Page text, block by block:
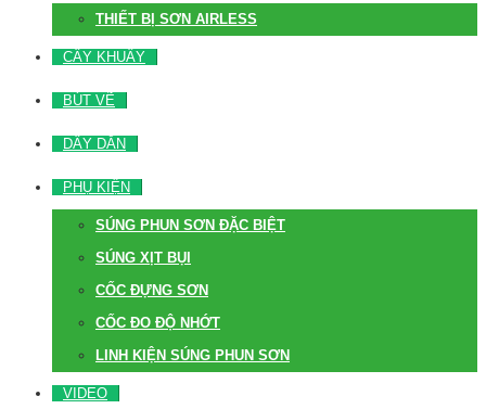
THIẾT BỊ SƠN AIRLESS
CÂY KHUẤY
BÚT VẼ
DÂY DẪN
PHỤ KIỆN
SÚNG PHUN SƠN ĐẶC BIỆT
SÚNG XỊT BỤI
CỐC ĐỰNG SƠN
CỐC ĐO ĐỘ NHỚT
LINH KIỆN SÚNG PHUN SƠN
VIDEO